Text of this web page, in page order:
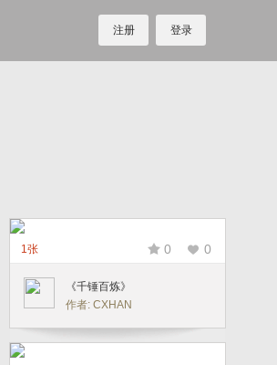
注册 登录
1张 0 0
《千锤百炼》
作者: CXHAN